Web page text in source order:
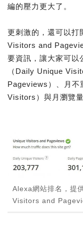
編的壓力更大了。
更刺激的，還可以打
Visitors and
要資訊，讓大家可以
（Daily Unique
Pageviews）、月不
Visitors）與月瀏覽
Alexa網站排名，提
Visitors and